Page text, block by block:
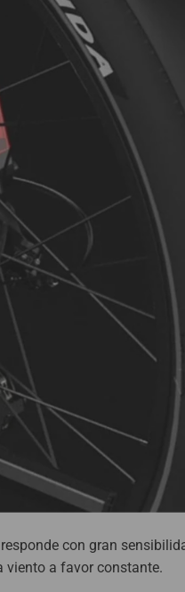
con gran
viento a favor constante.